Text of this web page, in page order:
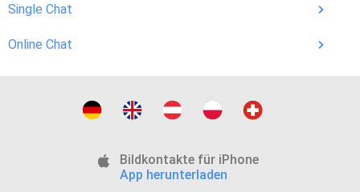
Single Chat
Online Chat
Bildkontakte für iPhone
App herunterladen